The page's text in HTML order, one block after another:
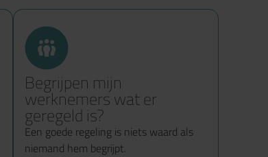
Begrijpen mijn
werknemers wat er
geregeld is?
Een goede regeling is niets waard als
niemand hem begrijpt.